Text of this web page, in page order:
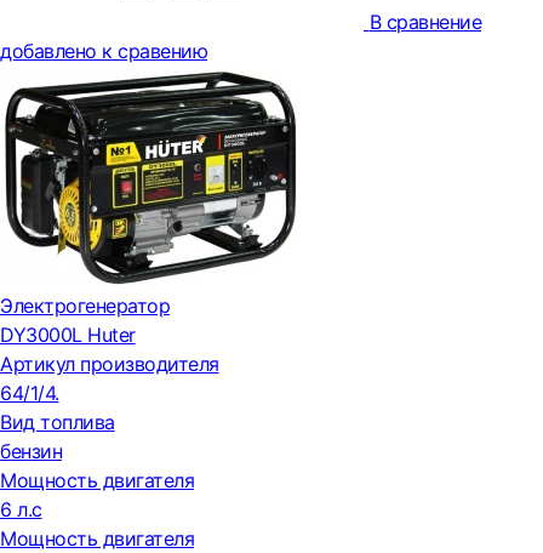
В сравнение
добавлено к сравению
Электрогенератор
DY3000L Huter
Артикул производителя
64/1/4.
Вид топлива
бензин
Мощность двигателя
6 л.с
Мощность двигателя